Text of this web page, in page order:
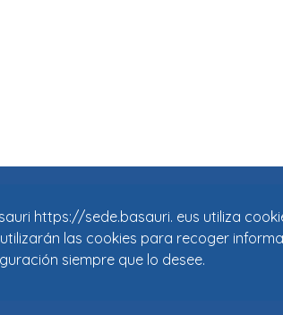
https://sede.basauri. eus utiliza
las cookies para recoger
siempre que lo desee.